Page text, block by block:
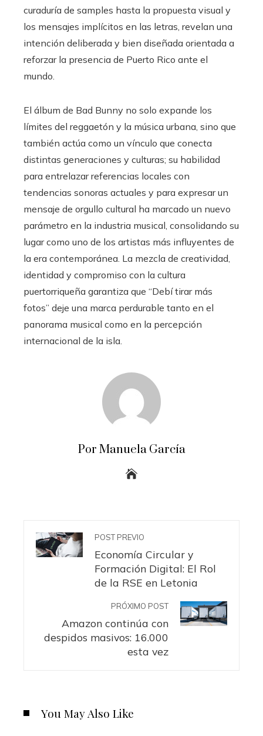
curaduría de samples hasta la propuesta visual y
los mensajes implícitos en las letras, revelan una
intención deliberada y bien diseñada orientada a
reforzar la presencia de Puerto Rico ante el
mundo.
El álbum de Bad Bunny no solo expande los
límites del reggaetón y la música urbana, sino que
también actúa como un vínculo que conecta
distintas generaciones y culturas; su habilidad
para entrelazar referencias locales con
tendencias sonoras actuales y para expresar un
mensaje de orgullo cultural ha marcado un nuevo
parámetro en la industria musical, consolidando su
lugar como uno de los artistas más influyentes de
la era contemporánea. La mezcla de creatividad,
identidad y compromiso con la cultura
puertorriqueña garantiza que “Debí tirar más
fotos” deje una marca perdurable tanto en el
panorama musical como en la percepción
internacional de la isla.
Por Manuela García
POST PREVIO
Economía Circular y
Formación Digital: El Rol
de la RSE en Letonia
PRÓXIMO POST
Amazon continúa con
despidos masivos: 16.000
esta vez
You May Also Like